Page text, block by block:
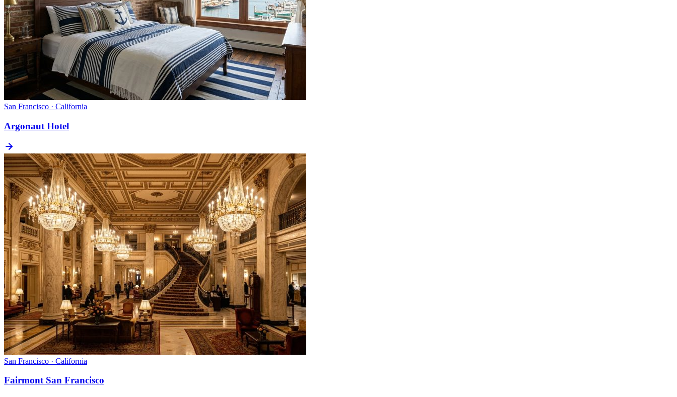
San Francisco · California
Argonaut Hotel
San Francisco · California
Fairmont San Francisco